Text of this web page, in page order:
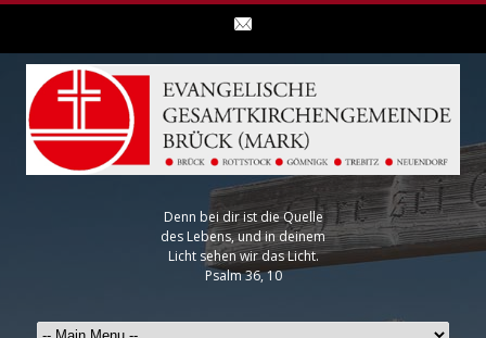
Denn bei dir ist die Quelle
des Lebens, und in deinem
Licht sehen wir das Licht.
Psalm 36, 10